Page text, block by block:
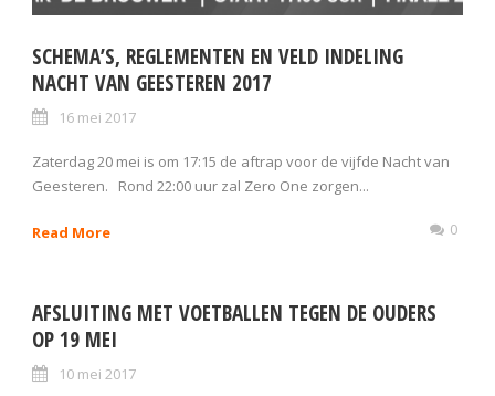
SCHEMA’S, REGLEMENTEN EN VELD INDELING
NACHT VAN GEESTEREN 2017
16 mei 2017
Zaterdag 20 mei is om 17:15 de aftrap voor de vijfde Nacht van
Geesteren. Rond 22:00 uur zal Zero One zorgen...
Read More 0
AFSLUITING MET VOETBALLEN TEGEN DE OUDERS
OP 19 MEI
10 mei 2017